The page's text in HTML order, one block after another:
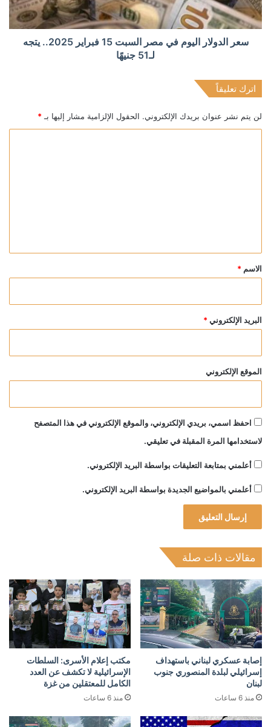
سعر الدولار اليوم في مصر السبت 15 فبراير 2025.. يتجه
لـ51 جنيهًا
اترك تعليقاً
لن يتم نشر عنوان بريدك الإلكتروني. الحقول الإلزامية مشار إليها بـ *
*
الاسم *
البريد الإلكتروني *
الموقع الإلكتروني
احفظ اسمي، بريدي الإلكتروني، والموقع الإلكتروني في هذا المتصفح
لاستخدامها المرة المقبلة في تعليقي.
أعلمني بمتابعة التعليقات بواسطة البريد الإلكتروني.
أعلمني بالمواضيع الجديدة بواسطة البريد الإلكتروني.
مقالات ذات صلة
إصابة عسكري لبناني باستهداف
إسرائيلي لبلدة المنصوري جنوب
لبنان
منذ 6 ساعات
مكتب إعلام الأسرى: السلطات
الإسرائيلية لا تكشف عن العدد
الكامل للمعتقلين من غزة
منذ 6 ساعات